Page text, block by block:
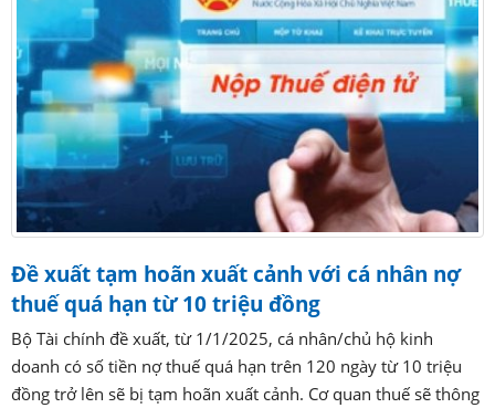
Đề xuất tạm hoãn xuất cảnh với cá nhân nợ
thuế quá hạn từ 10 triệu đồng
Bộ Tài chính đề xuất, từ 1/1/2025, cá nhân/chủ hộ kinh
doanh có số tiền nợ thuế quá hạn trên 120 ngày từ 10 triệu
đồng trở lên sẽ bị tạm hoãn xuất cảnh. Cơ quan thuế sẽ thông